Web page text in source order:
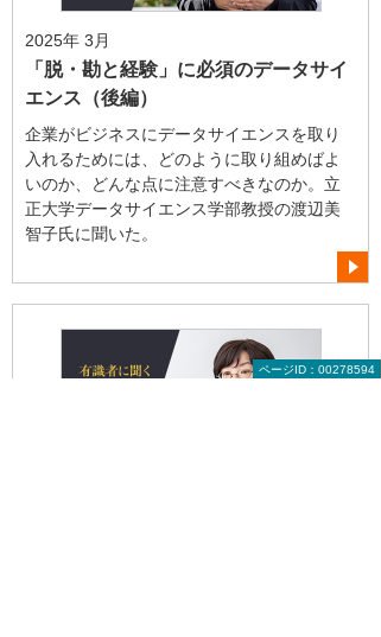
2025年 3月
「脱・勘と経験」に必須のデータサイ
エンス（後編）
企業がビジネスにデータサイエンスを取り
入れるためには、どのように取り組めばよ
いのか、どんな点に注意すべきなのか。立
正大学データサイエンス学部教授の渡辺美
智子氏に聞いた。
ページID：00278594